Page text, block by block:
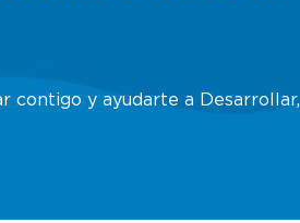
contigo y ayudarte a Desarrollar,